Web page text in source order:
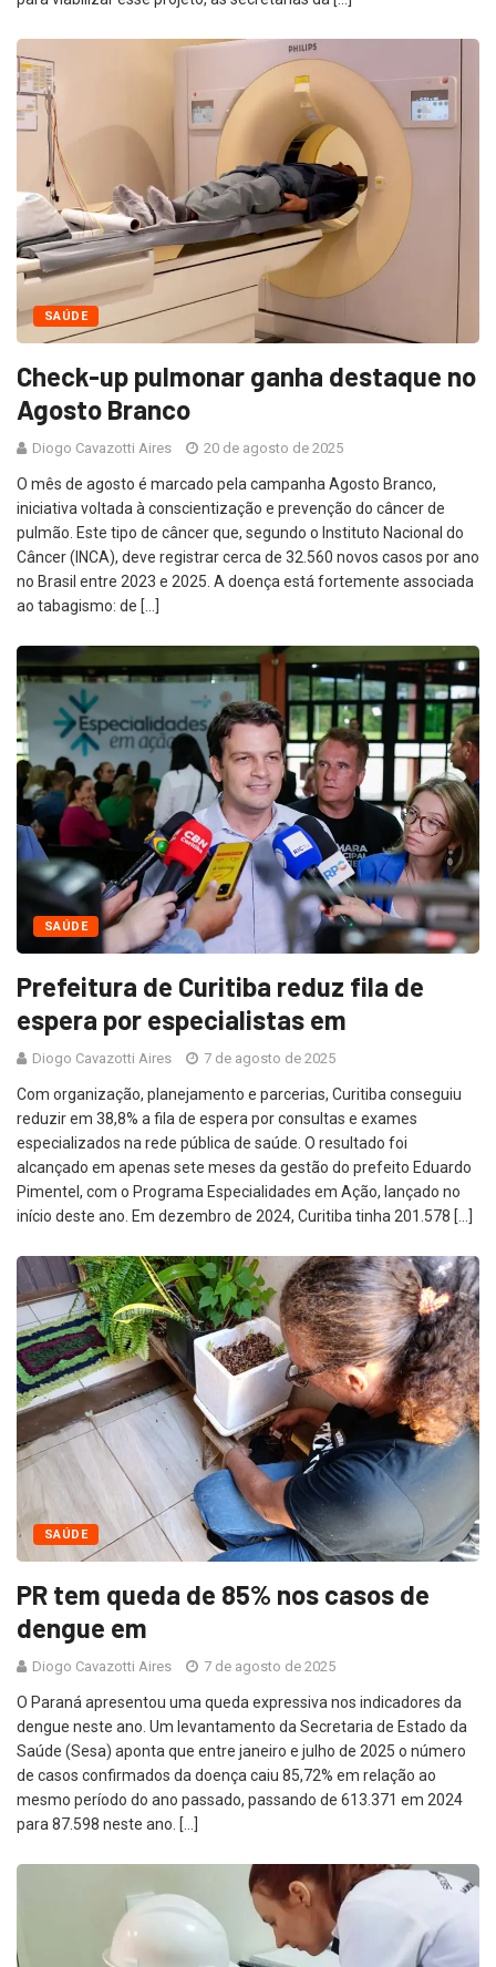
SAÚDE
Check-up pulmonar ganha destaque no
Agosto Branco
Diogo Cavazotti Aires 20 de agosto de 2025
O mês de agosto é marcado pela campanha Agosto Branco,
iniciativa voltada à conscientização e prevenção do câncer de
pulmão. Este tipo de câncer que, segundo o Instituto Nacional do
Câncer (INCA), deve registrar cerca de 32.560 novos casos por ano
no Brasil entre 2023 e 2025. A doença está fortemente associada
ao tabagismo: de […]
SAÚDE
Prefeitura de Curitiba reduz fila de
espera por especialistas em
Diogo Cavazotti Aires 7 de agosto de 2025
Com organização, planejamento e parcerias, Curitiba conseguiu
reduzir em 38,8% a fila de espera por consultas e exames
especializados na rede pública de saúde. O resultado foi
alcançado em apenas sete meses da gestão do prefeito Eduardo
Pimentel, com o Programa Especialidades em Ação, lançado no
início deste ano. Em dezembro de 2024, Curitiba tinha 201.578 […]
SAÚDE
PR tem queda de 85% nos casos de
dengue em
Diogo Cavazotti Aires 7 de agosto de 2025
O Paraná apresentou uma queda expressiva nos indicadores da
dengue neste ano. Um levantamento da Secretaria de Estado da
Saúde (Sesa) aponta que entre janeiro e julho de 2025 o número
de casos confirmados da doença caiu 85,72% em relação ao
mesmo período do ano passado, passando de 613.371 em 2024
para 87.598 neste ano. […]